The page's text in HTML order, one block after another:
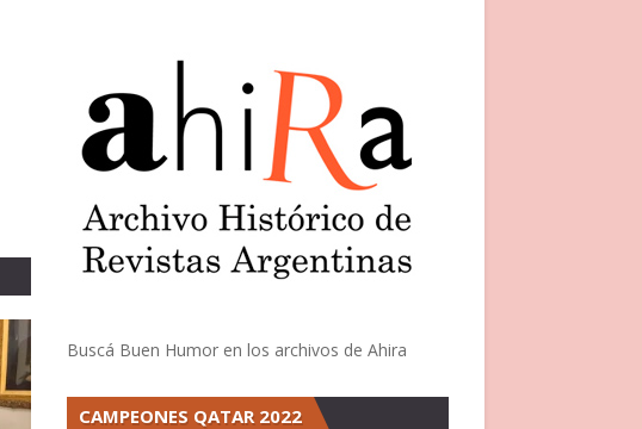
Buscá Buen Humor en los archivos de Ahira
CAMPEONES QATAR 2022